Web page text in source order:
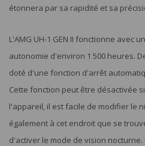
étonnera par sa rapidité et sa
L'AMG UH-1 GEN II fonctionne avec
autonomie d'environ 1 500 heures.
doté d'une fonction d'arrêt
Cette fonction peut être désactivée
l'appareil, il est facile de modifier le
également à cet endroit que se
d'activer le mode de vision